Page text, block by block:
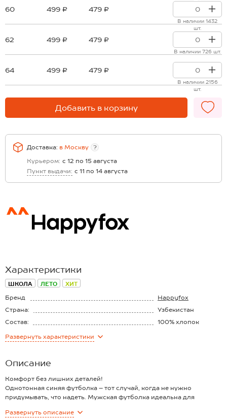
60 499 ₽ 479 ₽
В наличии 1432
шт.
62 499 ₽ 479 ₽
В наличии 726 шт.
64 499 ₽ 479 ₽
В наличии 2156
шт.
Добавить в корзину
Доставка: в Москву
?
Курьером: с 12 по 15 августа
Пункт выдачи: с 11 по 14 августа
Характеристики
ШКОЛА ЛЕТО ХИТ
Бренд
Happyfox
Страна:
Узбекистан
Состав:
100% хлопок
Материал:
Развернуть характеристики
Описание
Комфорт без лишних деталей!
Однотонная синяя футболка – тот случай, когда не нужно
придумывать, что надеть. Мужская футболка идеальна для
коротким рукавом выполнена из натурального 100% хлопка.
Развернуть описание